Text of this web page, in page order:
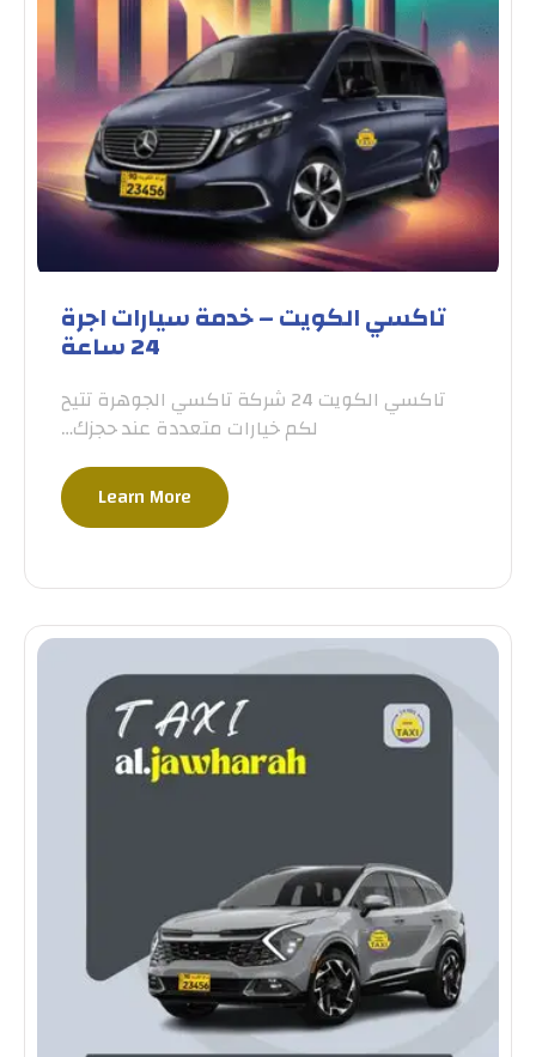
تاكسي الكويت – خدمة سيارات اجرة
24 ساعة
تاكسي الكويت 24 شركة تاكسي الجوهرة تتيح
لكم خيارات متعددة عند حجزك…
Learn More